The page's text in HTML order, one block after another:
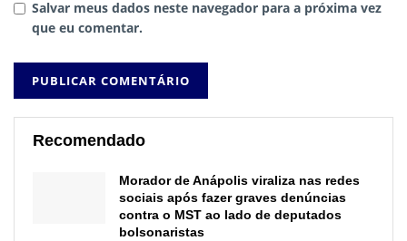
Salvar meus dados neste navegador para a próxima vez
que eu comentar.
Recomendado
Morador de Anápolis viraliza nas redes
sociais após fazer graves denúncias
contra o MST ao lado de deputados
bolsonaristas